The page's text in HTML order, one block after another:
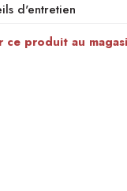
d'entretien
ce produit au